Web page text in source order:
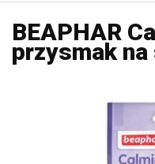
BEAPHAR
przysmak